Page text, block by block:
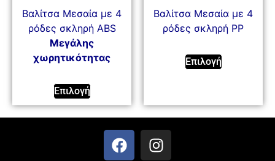
Βαλίτσα Μεσαία με 4
ρόδες σκληρή ABS
Mεγάλης
χωρητικότητας
Επιλογή
Βαλίτσα Mεσαία με 4
ρόδες σκληρή PP
Επιλογή